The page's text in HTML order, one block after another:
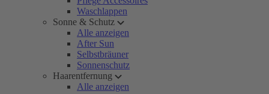
Waschlappen
Sonne & Schutz
Alle anzeigen
After Sun
Selbstbräuner
Sonnenschutz
Haarentfernung
Alle anzeigen